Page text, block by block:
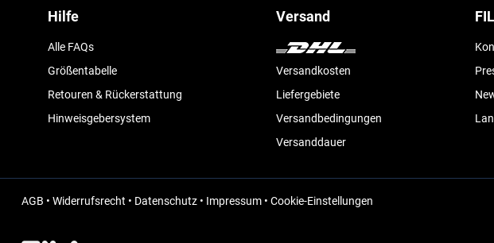
Hilfe
Alle FAQs
Größentabelle
Retouren & Rückerstattung
Hinweisgebersystem
Versand
Versandkosten
Liefergebiete
Versandbedingungen
Versanddauer
AGB • Widerrufsrecht • Datenschutz• Impressum• Cookie-Einstellungen